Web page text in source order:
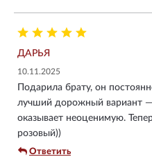
ДАРЬЯ
10.11.2025
Подарила брату, он
лучший дорожный вариант
оказывает неоценимую.
розовый))
Ответить